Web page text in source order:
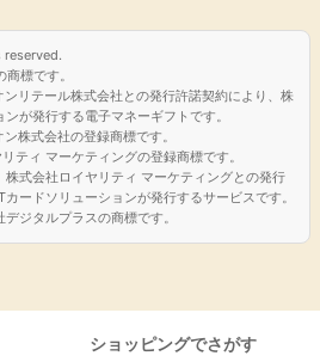
標です。
ンリテール株式会社との発行許諾契約により、株
が発行する電子マネーギフトです。
株式会社の登録商標です。
ティ マーケティングの登録商標です。
株式会社ロイヤリティ マーケティングとの発行
ードソリューションが発行するサービスです。
ジタルプラスの商標です。
ショッピングでさがす